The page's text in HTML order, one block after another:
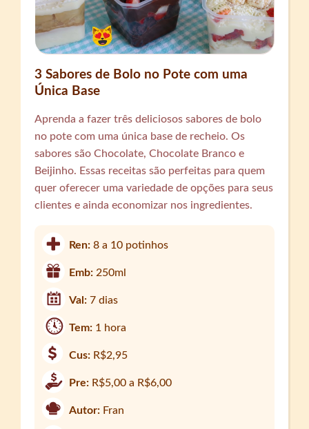
3 Sabores de Bolo no Pote com uma
Única Base
Aprenda a fazer três deliciosos sabores de bolo
no pote com uma única base de recheio. Os
sabores são Chocolate, Chocolate Branco e
Beijinho. Essas receitas são perfeitas para quem
quer oferecer uma variedade de opções para seus
clientes e ainda economizar nos ingredientes.
Ren:8 a 10 potinhos
Emb:250ml
Val:7 dias
Tem: 1 hora
Cus: R$2,95
Pre: R$5,00 a R$6,00
Autor: Fran